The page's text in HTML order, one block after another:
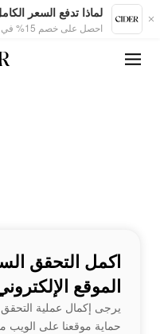
لماذا تدفع السعر
احصل على خصم 15% في التطبيق
اكمل التحقق
الموقع
يرجى إكمال عملية
حماية موقعنا على الويب